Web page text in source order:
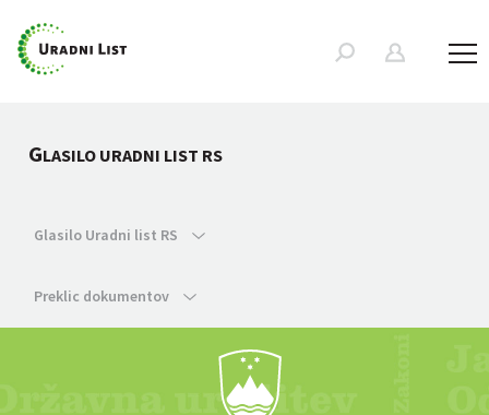
GLASILO URADNI LIST RS
Glasilo Uradni list RS
Preklic dokumentov